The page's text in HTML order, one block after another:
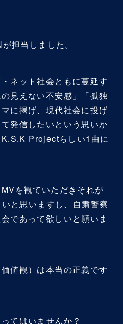
担当しました。
ネット社会ともに蔓延す
見えない不安感」「孤独
に掲げ、現代社会に投げ
発信したいという思いか
Projectらしい1曲に
を観ていただきそれが
と思いますし、自粛警察
であって欲しいと願いま
値観）は本当の正義です
てはいませんか？